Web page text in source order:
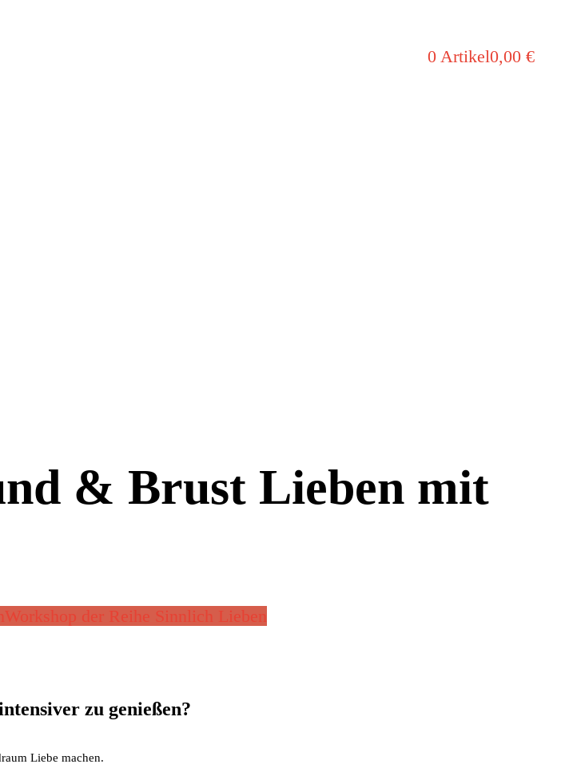
0 Artikel0,00 €
& Brust Lieben mit
Workshop der Reihe Sinnlich Lieben
zu genießen?
Liebe machen.